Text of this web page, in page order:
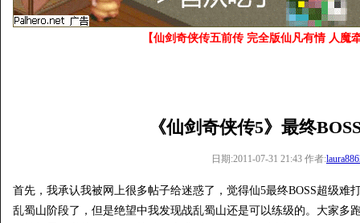
【仙剑奇侠传五前传 完全版仙凡有情 人魔
《仙剑奇侠传5》最终
日期:2011-07-31 21:43 作者:
首先，我承认我被网上很多帖子给迷惑了，觉得仙5最终BOSS超级难
乱蜀山阶段了，但是绝望中我发现战乱蜀山还是可以练级的。大家多